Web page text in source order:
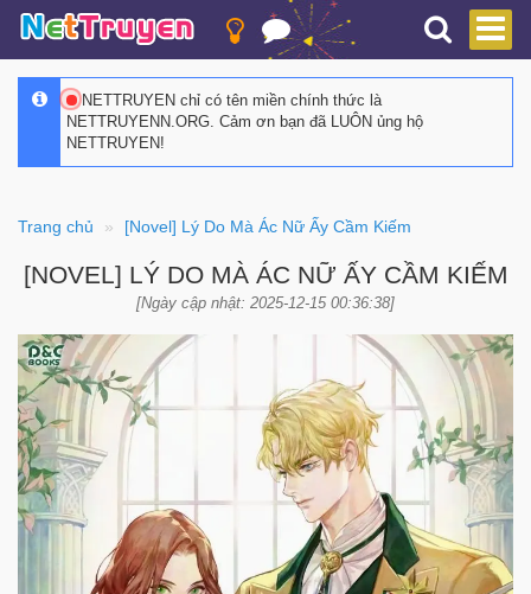
NETTRUYEN chỉ có tên miền chính thức là
NETTRUYENN.ORG. Cảm ơn bạn đã LUÔN ủng hộ
NETTRUYEN!
Trang chủ [Novel] Lý Do Mà Ác Nữ Ấy Cầm Kiếm
[NOVEL] LÝ DO MÀ ÁC NỮ ẤY CẦM KIẾM
[Ngày cập nhật: 2025-12-15 00:36:38]